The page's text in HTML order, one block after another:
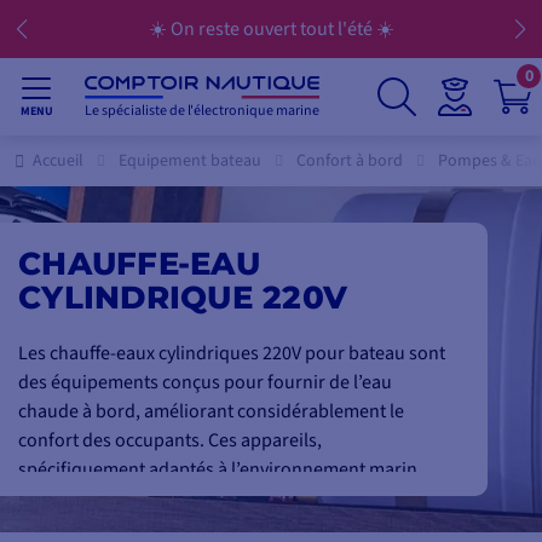
💳 Réglez vos achats en 3x, 4x, 10x, 12x…
MENU Le spécialiste de l'électronique marine
0
Accueil Equipement bateau Confort à bord Pompes &
CHAUFFE-EAU
CYLINDRIQUE 220V
Les chauffe-eaux cylindriques 220V pour bateau sont
des équipements conçus pour fournir de l’eau
chaude à bord, améliorant considérablement le
confort des occupants. Ces appareils,
spécifiquement adaptés à l’environnement marin,
permettent d’alimenter des points d’eau tels que les
douches, les éviers ou les installations de nettoyage.